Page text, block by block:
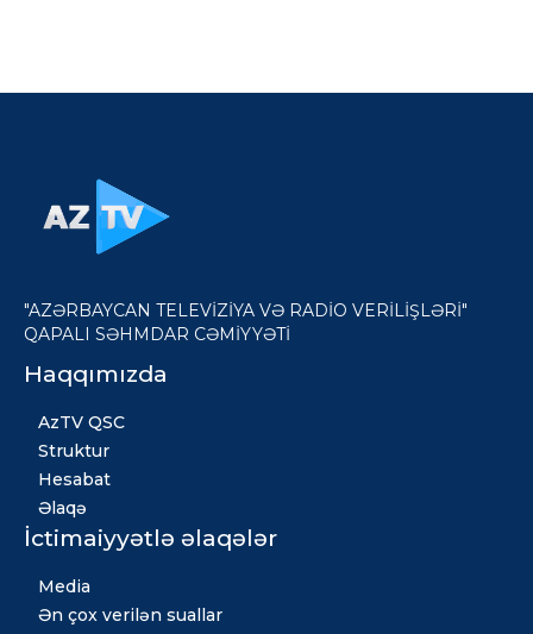
"AZƏRBAYCAN TELEVİZİYA VƏ RADİO VERİLİŞLƏRİ"
QAPALI SƏHMDAR CƏMİYYƏTİ
Haqqımızda
AzTV QSC
Struktur
Hesabat
Əlaqə
İctimaiyyətlə əlaqələr
Media
Ən çox verilən suallar